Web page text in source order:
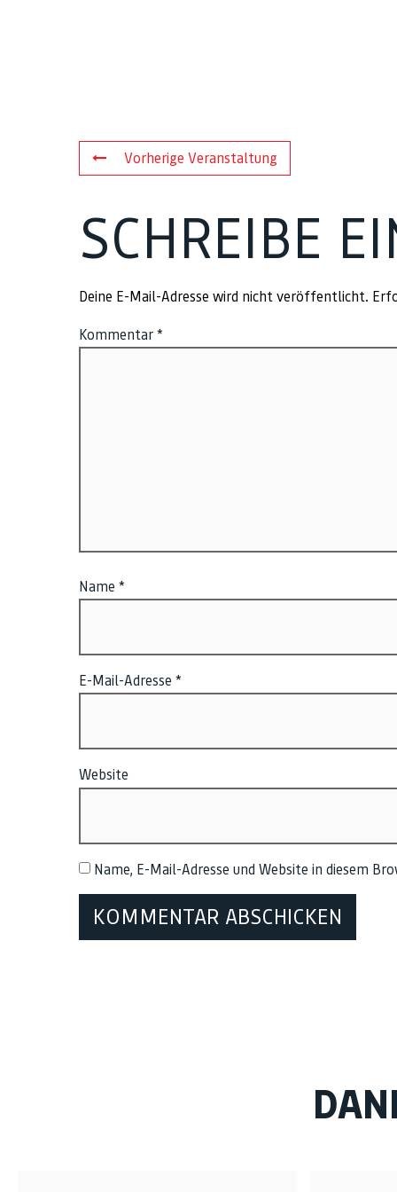
Vorherige Veranstaltung
SCHREIBE
Deine E-Mail-Adresse wird nicht veröffentlicht.
Kommentar *
Name *
E-Mail-Adresse *
Website
Name, E-Mail-Adresse und Website in diesem